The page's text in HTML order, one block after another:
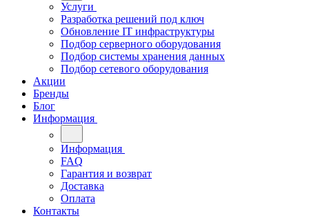
Услуги
Разработка решений под ключ
Обновление IT инфраструктуры
Подбор серверного оборудования
Подбор системы хранения данных
Подбор сетевого оборудования
Акции
Бренды
Блог
Информация
Информация
FAQ
Гарантия и возврат
Доставка
Оплата
Контакты